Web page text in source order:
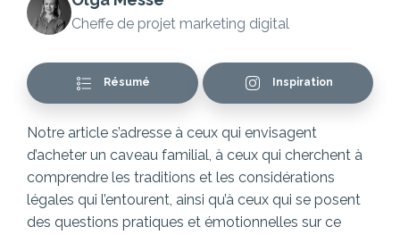
Notre article s’adresse à ceux qui envisagent
d’acheter un caveau familial, à ceux qui cherchent à
comprendre les traditions et les considérations
légales qui l’entourent, ainsi qu’à ceux qui se posent
des questions pratiques et émotionnelles sur ce
Cheffe de projet marketing digital
Résumé Inspiration